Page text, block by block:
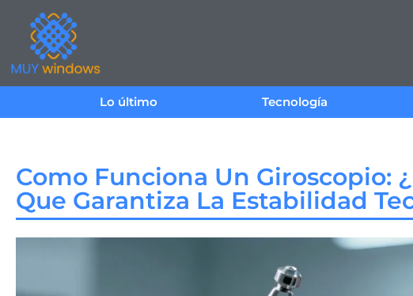
Lo último Tecnología
Como Funciona Un Giroscopio:
Que Garantiza La Estabilidad